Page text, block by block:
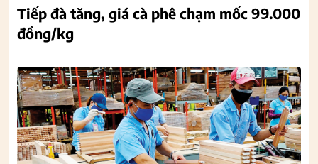
Tiếp đà tăng, giá cà phê chạm mốc 99.000
đồng/kg